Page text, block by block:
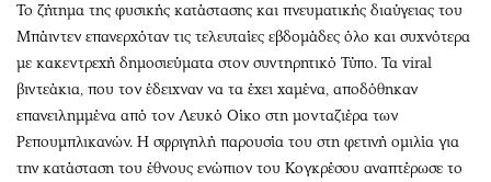
Το ζήτημα της φυσικής κατάστασης και πνευματικής διαύγειας του
Μπάιντεν επανερχόταν τις τελευταίες εβδομάδες όλο και συχνότερα
με κακεντρεχή δημοσιεύματα στον συντηρητικό Τύπο. Τα viral
βιντεάκια, που τον έδειχναν να τα έχει χαμένα, αποδόθηκαν
επανειλημμένα από τον Λευκό Οίκο στη μονταζιέρα των
Ρεπουμπλικανών. Η σφριγηλή παρουσία του στη φετινή ομιλία για
την κατάσταση του έθνους ενώπιον του Κογκρέσου αναπτέρωσε το